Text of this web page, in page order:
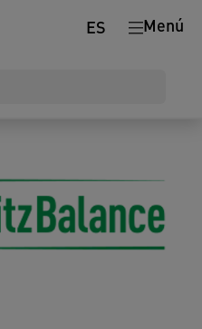
Menú
ES